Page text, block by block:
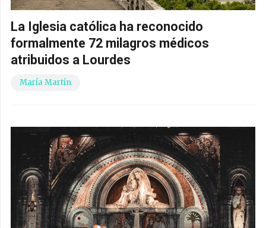
La Iglesia católica ha reconocido
formalmente 72 milagros médicos
atribuidos a Lourdes
María Martín